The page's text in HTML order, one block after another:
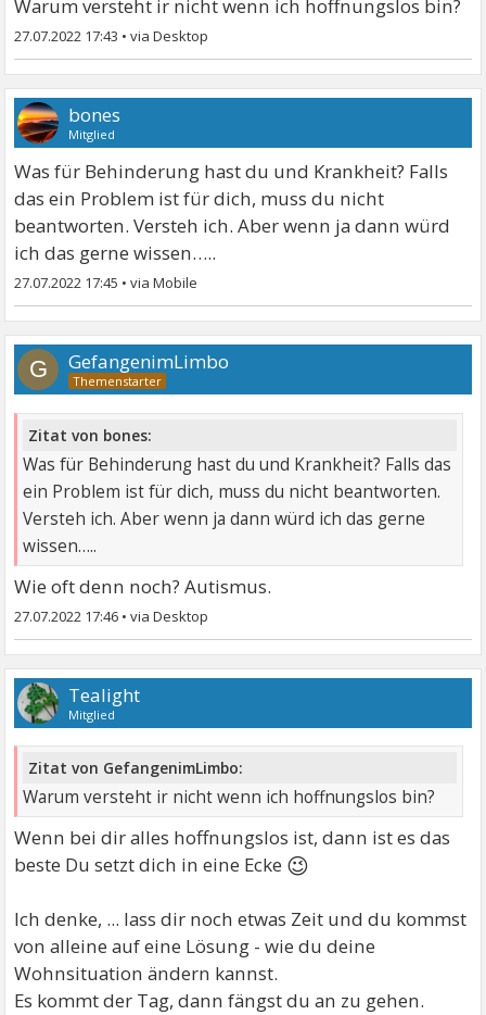
Warum versteht ir nicht wenn ich hoffnungslos bin?
27.07.2022 17:43 •
bones
Mitglied
Was für Behinderung hast du und Krankheit? Falls
das ein Problem ist für dich, muss du nicht
beantworten. Versteh ich. Aber wenn ja dann würd
ich das gerne wissen…..
27.07.2022 17:45 •
G GefangenimLimbo
Zitat von bones:
Was für Behinderung hast du und Krankheit? Falls das
ein Problem ist für dich, muss du nicht beantworten.
Versteh ich. Aber wenn ja dann würd ich das gerne
wissen…..
Wie oft denn noch? Autismus.
27.07.2022 17:46 •
Tealight
Mitglied
Zitat von GefangenimLimbo:
Warum versteht ir nicht wenn ich hoffnungslos bin?
Wenn bei dir alles hoffnungslos ist, dann ist es das
beste Du setzt dich in eine Ecke 😉
Ich denke, ... lass dir noch etwas Zeit und du kommst
von alleine auf eine Lösung - wie du deine
Wohnsituation ändern kannst.
Es kommt der Tag, dann fängst du an zu gehen.